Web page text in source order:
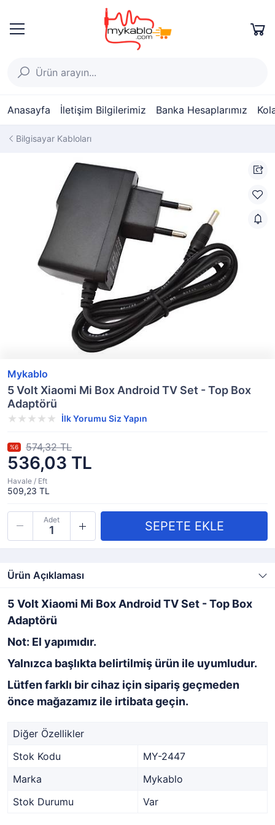
Anasayfa İletişim Bilgilerimiz Banka Hesaplarımız
Bilgisayar Kabloları
Mykablo
5 Volt Xiaomi Mi Box Android TV Set - Top Box
Adaptörü
İlk Yorumu Siz Yapın
536,03 TL
%6 574,32 TL
Havale / Eft
509,23 TL
Adet
Ürün Açıklaması
5 Volt Xiaomi Mi Box Android TV Set - Top Box
Adaptörü
Not: El yapımıdır.
Yalnızca başlıkta belirtilmiş ürün ile uyumludur.
Lütfen farklı bir cihaz için sipariş geçmeden
önce mağazamız ile irtibata geçin.
Diğer Özellikler
Stok Kodu
MY-2447
Marka
Mykablo
Stok Durumu
Var